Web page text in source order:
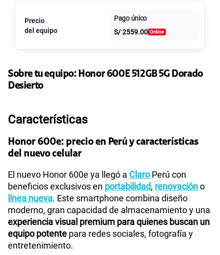
Paga solo
10GBen alta velocidad
S/
Paga solo S/49.90
Al contado Cuotas Claro
intereses
Precio
del equipo
Pago único
S/2559.00
Sobre tu equipo: Honor 600E 512GB 5G Dorado
Desierto
Características
Honor 600e: precio en Perú y características
del nuevo celular
El nuevo Honor 600e ya llegó a ClaroPerú con
beneficios exclusivos en portabilidad, renovacióno
línea nueva. Este smartphone combina diseño
moderno, gran capacidad de almacenamiento y una
experiencia visual premium para quienes buscan un
equipo potente para redes sociales, fotografía y
entretenimiento.